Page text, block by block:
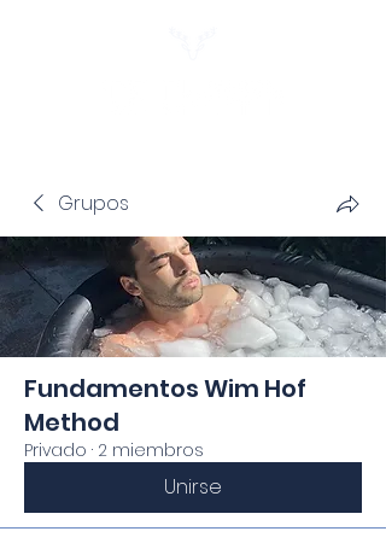
Grupos
Fundamentos Wim Hof
Method
Privado · 2 miembros
Unirse